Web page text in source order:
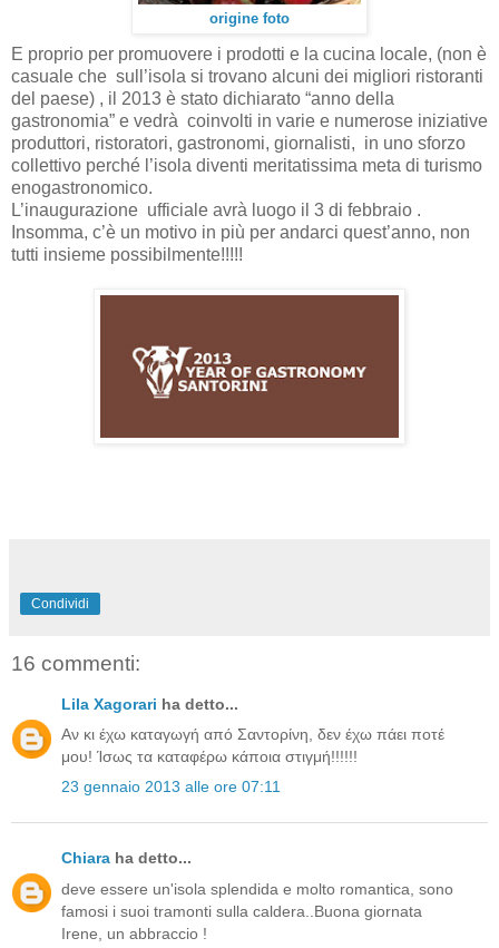
origine foto
E proprio per promuovere i prodotti e la cucina locale, (non è
casuale che sull’isola si trovano alcuni dei migliori ristoranti
del paese) , il 2013 è stato dichiarato “anno della
gastronomia” e vedrà coinvolti in varie e numerose iniziative
produttori, ristoratori, gastronomi, giornalisti, in uno sforzo
collettivo perché l’isola diventi meritatissima meta di turismo
enogastronomico.
L’inaugurazione ufficiale avrà luogo il 3 di febbraio .
Insomma, c’è un motivo in più per andarci quest’anno, non
tutti insieme possibilmente!!!!!
Condividi
16 commenti:
Lila Xagorari ha detto...
Αν κι έχω καταγωγή από Σαντορίνη, δεν έχω πάει ποτέ
μου! Ίσως τα καταφέρω κάποια στιγμή!!!!!!
23 gennaio 2013 alle ore 07:11
Chiara ha detto...
deve essere un'isola splendida e molto romantica, sono
famosi i suoi tramonti sulla caldera..Buona giornata
Irene, un abbraccio !